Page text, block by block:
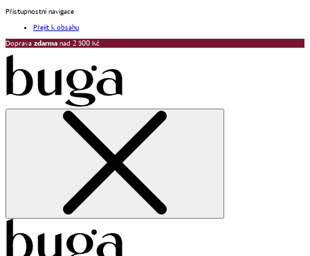
Přístupnostní navigace
Přejít k obsahu
Doprava zdarma nad 2 500 Kč